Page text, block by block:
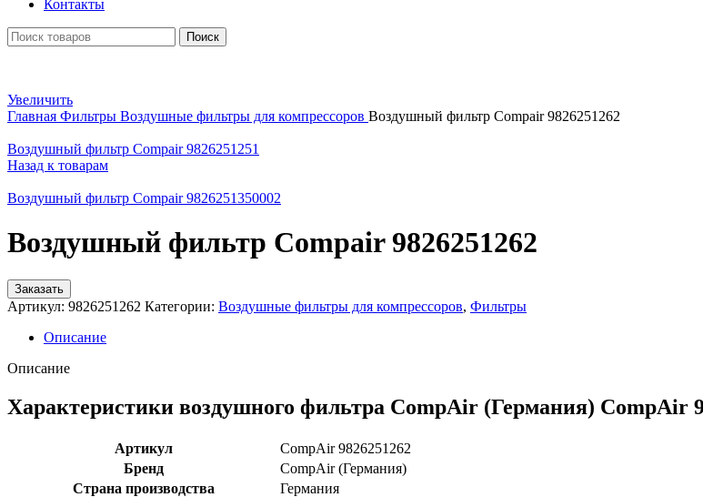
Контакты
Поиск
Увеличить
Главная Фильтры Воздушные фильтры для компрессоров Воздушный фильтр Compair 9826251262
Воздушный фильтр Compair 9826251251
Назад к товарам
Воздушный фильтр Compair 9826251350002
Воздушный фильтр Compair 9826251262
Заказать
Артикул: 9826251262 Категории: Воздушные фильтры для компрессоров, Фильтры
Описание
Описание
Характеристики воздушного фильтра CompAir (Германия) CompAir
Артикул
CompAir 9826251262
Бренд
CompAir (Германия)
Страна производства
Германия